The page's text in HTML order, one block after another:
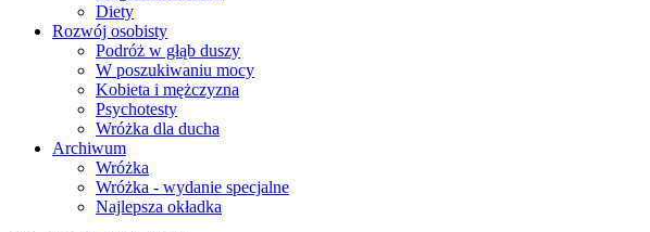
Diety
Rozwój osobisty
Podróż w głąb duszy
W poszukiwaniu mocy
Kobieta i mężczyzna
Psychotesty
Wróżka dla ducha
Archiwum
Wróżka
Wróżka - wydanie specjalne
Najlepsza okładka